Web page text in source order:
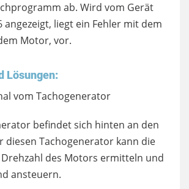
ab. Wird vom Gerät
angezeigt, liegt ein Fehler mit dem
Motor, vor.
Lösungen:
vom Tachogenerator
befindet sich hinten an den
diesen Tachogenerator kann die
des Motors ermitteln und
ansteuern.